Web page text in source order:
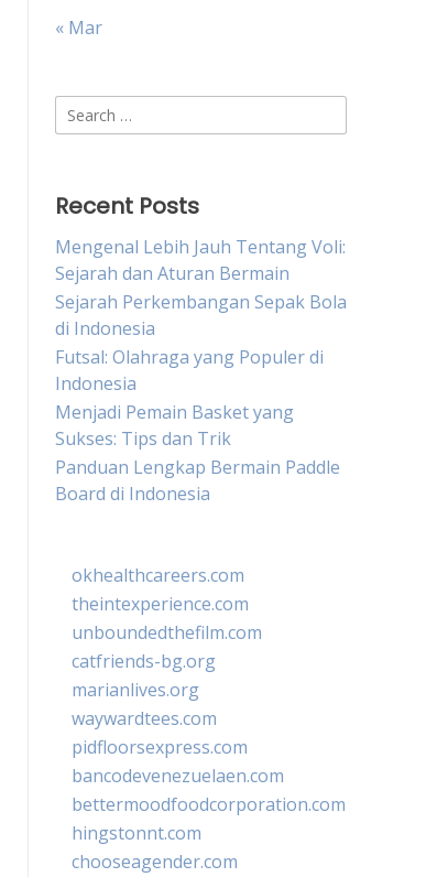
« Mar
Search
for:
Recent Posts
Mengenal Lebih Jauh Tentang Voli:
Sejarah dan Aturan Bermain
Sejarah Perkembangan Sepak Bola
di Indonesia
Futsal: Olahraga yang Populer di
Indonesia
Menjadi Pemain Basket yang
Sukses: Tips dan Trik
Panduan Lengkap Bermain Paddle
Board di Indonesia
okhealthcareers.com
theintexperience.com
unboundedthefilm.com
catfriends-bg.org
marianlives.org
waywardtees.com
pidfloorsexpress.com
bancodevenezuelaen.com
bettermoodfoodcorporation.com
hingstonnt.com
chooseagender.com